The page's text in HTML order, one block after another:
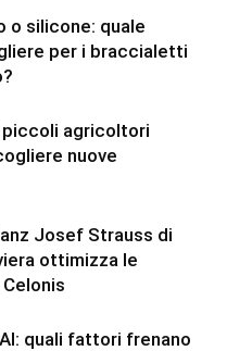
o silicone: quale
per i braccialetti
piccoli agricoltori
nuove
Josef Strauss di
ottimizza le
quali fattori frenano